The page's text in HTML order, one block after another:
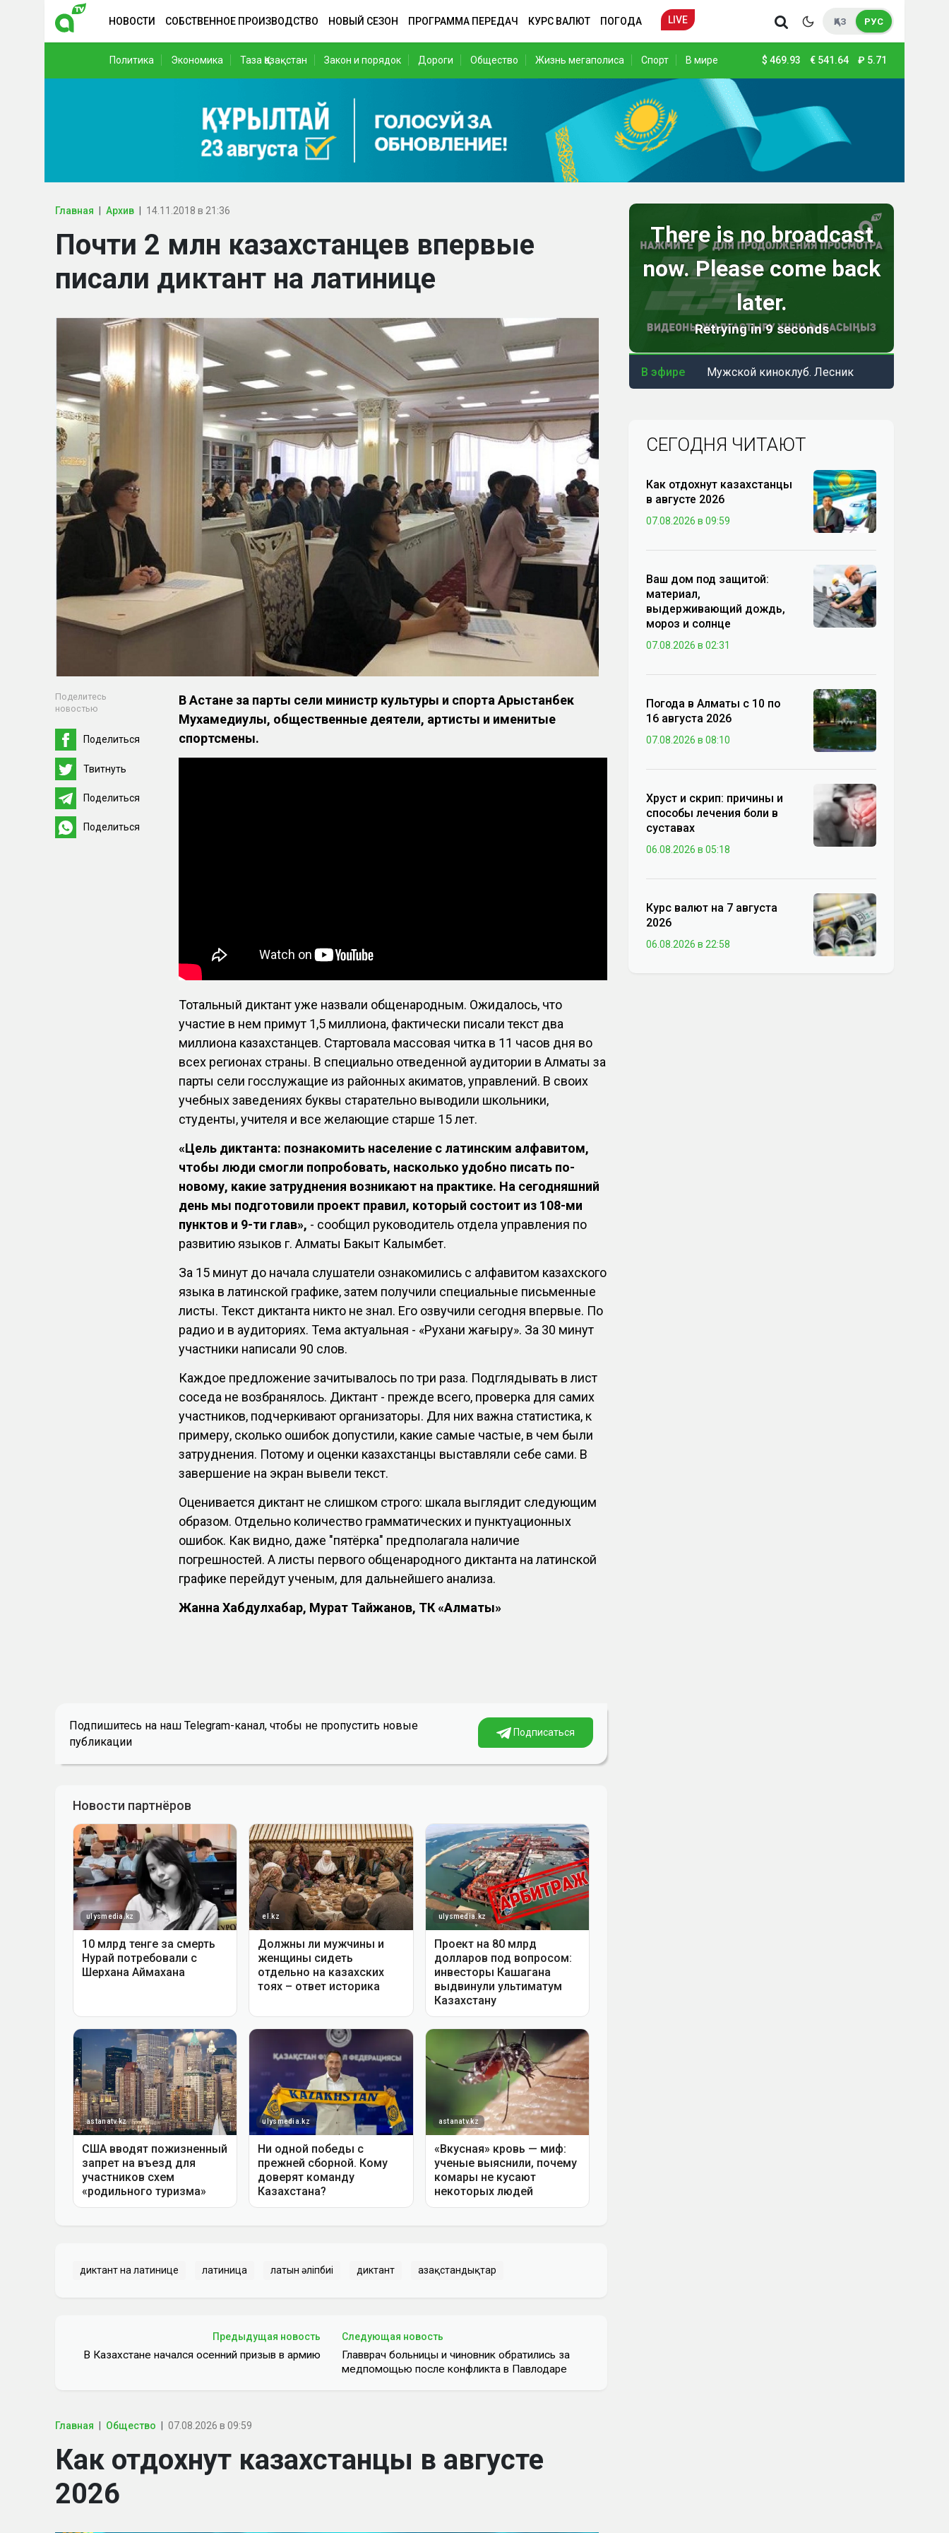
НОВОСТИ СОБСТВЕННОЕ ПРОИЗВОДСТВО НОВЫЙ СЕЗОН ПРОГРАММА ПЕРЕДАЧ КУРС ВАЛЮТ ПОГОДА LIVE ҚАЗ РУС
Политика Экономика Таза Қазақстан Закон и порядок Дороги Общество Жизнь мегаполиса Спорт В мире $ 469.93 € 541.64 ₽ 5.71
Главная Архив 14.11.2018 в 21:36
Почти 2 млн казахстанцев впервые
писали диктант на латинице
Поделитесь
новостью
Поделиться
Твитнуть
Поделиться
Поделиться
В Астане за парты сели министр культуры и спорта Арыстанбек
Мухамедиулы, общественные деятели, артисты и именитые
спортсмены.
Тотальный диктант уже назвали общенародным. Ожидалось, что
участие в нем примут 1,5 миллиона, фактически писали текст два
миллиона казахстанцев. Стартовала массовая читка в 11 часов дня во
всех регионах страны. В специально отведенной аудитории в Алматы за
парты сели госслужащие из районных акиматов, управлений. В своих
учебных заведениях буквы старательно выводили школьники,
студенты, учителя и все желающие старше 15 лет.
«Цель диктанта: познакомить население с латинским алфавитом,
чтобы люди смогли попробовать, насколько удобно писать по-
новому, какие затруднения возникают на практике. На сегодняшний
день мы подготовили проект правил, который состоит из 108-ми
пунктов и 9-ти глав», - сообщил руководитель отдела управления по
развитию языков г. Алматы Бакыт Калымбет.
За 15 минут до начала слушатели ознакомились с алфавитом казахского
языка в латинской графике, затем получили специальные письменные
листы. Текст диктанта никто не знал. Его озвучили сегодня впервые. По
радио и в аудиториях. Тема актуальная - «Рухани жаңғыру». За 30 минут
участники написали 90 слов.
Каждое предложение зачитывалось по три раза. Подглядывать в лист
соседа не возбранялось. Диктант - прежде всего, проверка для самих
участников, подчеркивают организаторы. Для них важна статистика, к
примеру, сколько ошибок допустили, какие самые частые, в чем были
затруднения. Потому и оценки казахстанцы выставляли себе сами. В
завершение на экран вывели текст.
Оценивается диктант не слишком строго: шкала выглядит следующим
образом. Отдельно количество грамматических и пунктуационных
ошибок. Как видно, даже "пятёрка" предполагала наличие
погрешностей. А листы первого общенародного диктанта на латинской
графике перейдут ученым, для дальнейшего анализа.
Жанна Хабдулхабар, Мурат Тайжанов, ТК «Алматы»
Подпишитесь на наш Telegram-канал, чтобы не пропустить новые
публикации
Подписаться
диктант на латинице латиница латын әліпбиі диктант Қазақстандықтар
Предыдущая новость
В Казахстане начался осенний призыв в армию
Следующая новость
Главврач больницы и чиновник обратились за
медпомощью после конфликта в Павлодаре
Главная Общество 07.08.2026 в 09:59
Как отдохнут казахстанцы в августе
2026
В эфире Мужской киноклуб. Лесник
СЕГОДНЯ ЧИТАЮТ
Как отдохнут казахстанцы
в августе 2026
07.08.2026 в 09:59
Ваш дом под защитой:
материал,
выдерживающий дождь,
мороз и солнце
07.08.2026 в 02:31
Погода в Алматы с 10 по
16 августа 2026
07.08.2026 в 08:10
Хруст и скрип: причины и
способы лечения боли в
суставах
06.08.2026 в 05:18
Курс валют на 7 августа
2026
06.08.2026 в 22:58